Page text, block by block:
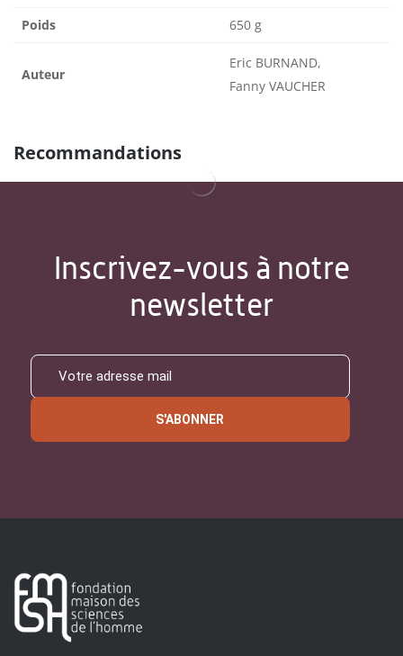
Poids 650 g
Auteur
Eric BURNAND,
Fanny VAUCHER
Recommandations
Inscrivez-vous à notre
newsletter
S'ABONNER